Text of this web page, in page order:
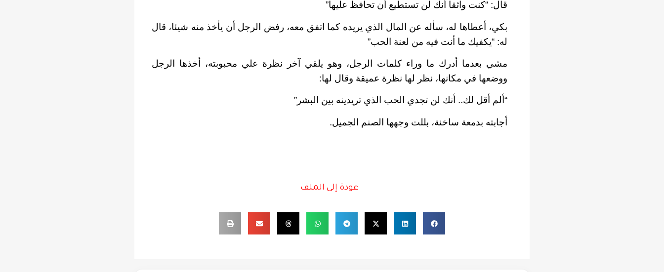
قال: “كنت واثقا أنك لن تستطيع أن تحافظ عليها”
بكي، أعطاها له، سأله عن المال الذي يريده كما اتفق معه، رفض الرجل أن يأخذ منه شيئا، قال
له: “يكفيك ما أنت فيه من لعنة الحب”
مشي بعدما أدرك ما وراء كلمات الرجل، وهو يلقي آخر نظرة علي محبوبته، أخذها الرجل
ووضعها في مكانها، نظر لها نظرة عميقة وقال لها:
“ألم أقل لك.. أنك لن تجدي الحب الذي تريدينه بين البشر”
أجابته بدمعة ساخنة، بللت وجهها الصنم الجميل.
عودة إلى الملف